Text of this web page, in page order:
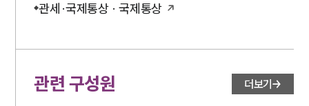
관세·국제통상 · 국제통상
관련 구성원 더보기